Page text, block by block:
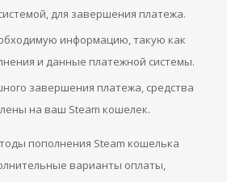
для завершения платежа.
информацию, такую как
и данные платежной системы.
завершения платежа, средства
на ваш Steam кошелек.
пополнения Steam кошелька
варианты оплаты,